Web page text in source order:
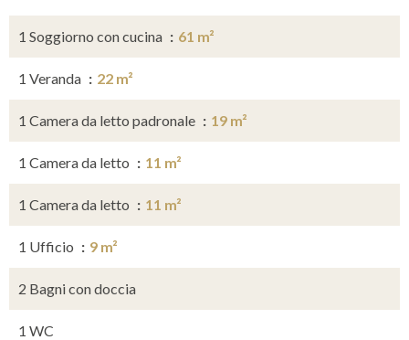
1 Soggiorno con cucina 61 m²
1 Veranda 22 m²
1 Camera da letto padronale 19 m²
1 Camera da letto 11 m²
1 Camera da letto 11 m²
1 Ufficio 9 m²
2 Bagni con doccia
1 WC